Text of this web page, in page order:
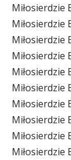
Miłosierdzie
Miłosierdzie
Miłosierdzie
Miłosierdzie
Miłosierdzie
Miłosierdzie
Miłosierdzie
Miłosierdzie
Miłosierdzie
Miłosierdzie